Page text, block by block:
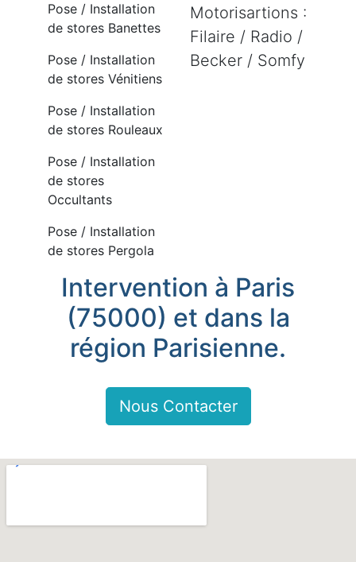
Pose / Installation
de stores Banettes
Pose / Installation
de stores Vénitiens
Pose / Installation
de stores Rouleaux
Pose / Installation
de stores
Occultants
Pose / Installation
de stores Pergola
Motorisartions :
Filaire / Radio /
Becker / Somfy
Intervention à Paris
(75000) et dans la
région Parisienne.
Nous Contacter